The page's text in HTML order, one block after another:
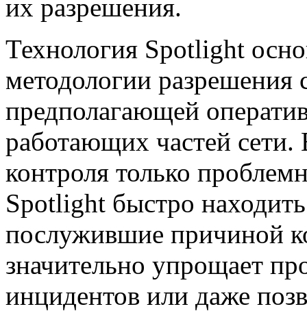
их разрешения.
Технология Spotlight
методологии разрешения
предполагающей
работающих частей
контроля только
Spotlight быстро
послужившие причиной
значительно упрощает
инцидентов или даже